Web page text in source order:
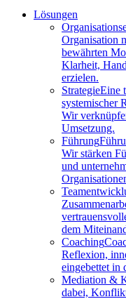
Lösungen
Organisation
bewährten
Klarheit,
erzielen.
StrategieEine
systemischer
Wir
Umsetzung.
Führung
Wir stärken
und
dem
Coaching
Reflexion,
eingebettet in
Mediation &
dabei,